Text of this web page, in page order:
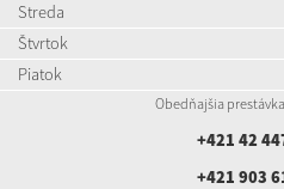
Streda
Štvrtok
Piatok
Obedňajšia
+421 42
+421 903